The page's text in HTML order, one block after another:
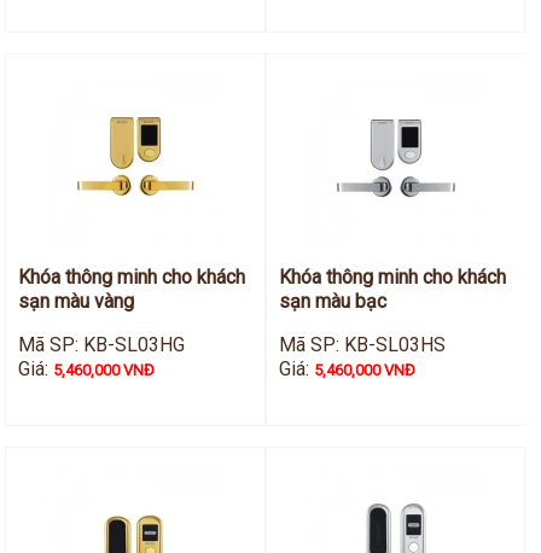
Khóa thông minh cho khách
sạn màu vàng
Mã SP: KB-SL03HG
Giá: 5,460,000 VNĐ
Khóa thông minh cho khách
sạn màu bạc
Mã SP: KB-SL03HS
Giá: 5,460,000 VNĐ